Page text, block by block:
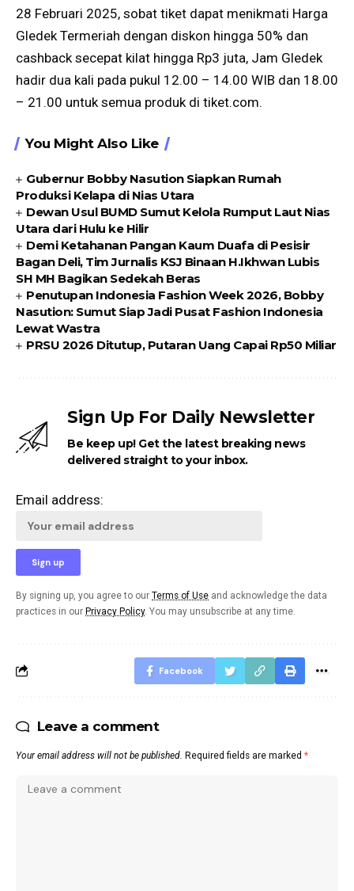
28 Februari 2025, sobat tiket dapat menikmati Harga
Gledek Termeriah dengan diskon hingga 50% dan
cashback secepat kilat hingga Rp3 juta, Jam Gledek
hadir dua kali pada pukul 12.00 – 14.00 WIB dan 18.00
– 21.00 untuk semua produk di tiket.com.
You Might Also Like
Gubernur Bobby Nasution Siapkan Rumah
Produksi Kelapa di Nias Utara
Dewan Usul BUMD Sumut Kelola Rumput Laut Nias
Utara dari Hulu ke Hilir
Demi Ketahanan Pangan Kaum Duafa di Pesisir
Bagan Deli, Tim Jurnalis KSJ Binaan H.Ikhwan Lubis
SH MH Bagikan Sedekah Beras
Penutupan Indonesia Fashion Week 2026, Bobby
Nasution: Sumut Siap Jadi Pusat Fashion Indonesia
Lewat Wastra
PRSU 2026 Ditutup, Putaran Uang Capai Rp50 Miliar
Sign Up For Daily Newsletter
Be keep up! Get the latest breaking news
delivered straight to your inbox.
Email address:
By signing up, you agree to our Terms of Use and acknowledge the data
practices in our Privacy Policy. You may unsubscribe at any time.
Facebook
Leave a comment
Your email address will not be published. Required fields are marked *